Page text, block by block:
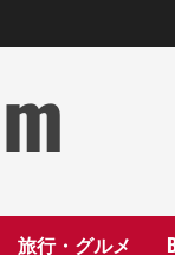
旅行・グルメ